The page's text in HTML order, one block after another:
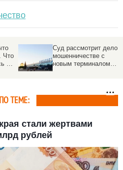
Что
в
Суд рассмотрит дело о
мошенничестве с
новым терминалом
ПО ТЕМЕ:
стали жертвами
рублей